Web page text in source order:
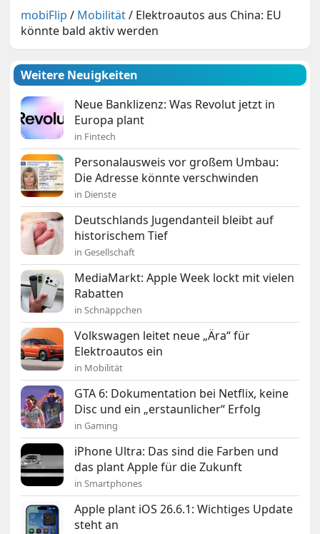
mobiFlip / Mobilität/ Elektroautos aus China: EU
könnte bald aktiv werden
Weitere Neuigkeiten
Neue Banklizenz: Was Revolut jetzt in
Europa plant
in Fintech
Personalausweis vor großem Umbau:
Die Adresse könnte verschwinden
in Dienste
Deutschlands Jugendanteil bleibt auf
historischem Tief
in Gesellschaft
MediaMarkt: Apple Week lockt mit vielen
Rabatten
in Schnäppchen
Volkswagen leitet neue „Ära“ für
Elektroautos ein
in Mobilität
GTA 6: Dokumentation bei Netflix, keine
Disc und ein „erstaunlicher“ Erfolg
in Gaming
iPhone Ultra: Das sind die Farben und
das plant Apple für die Zukunft
in Smartphones
Apple plant iOS 26.6.1: Wichtiges Update
steht an